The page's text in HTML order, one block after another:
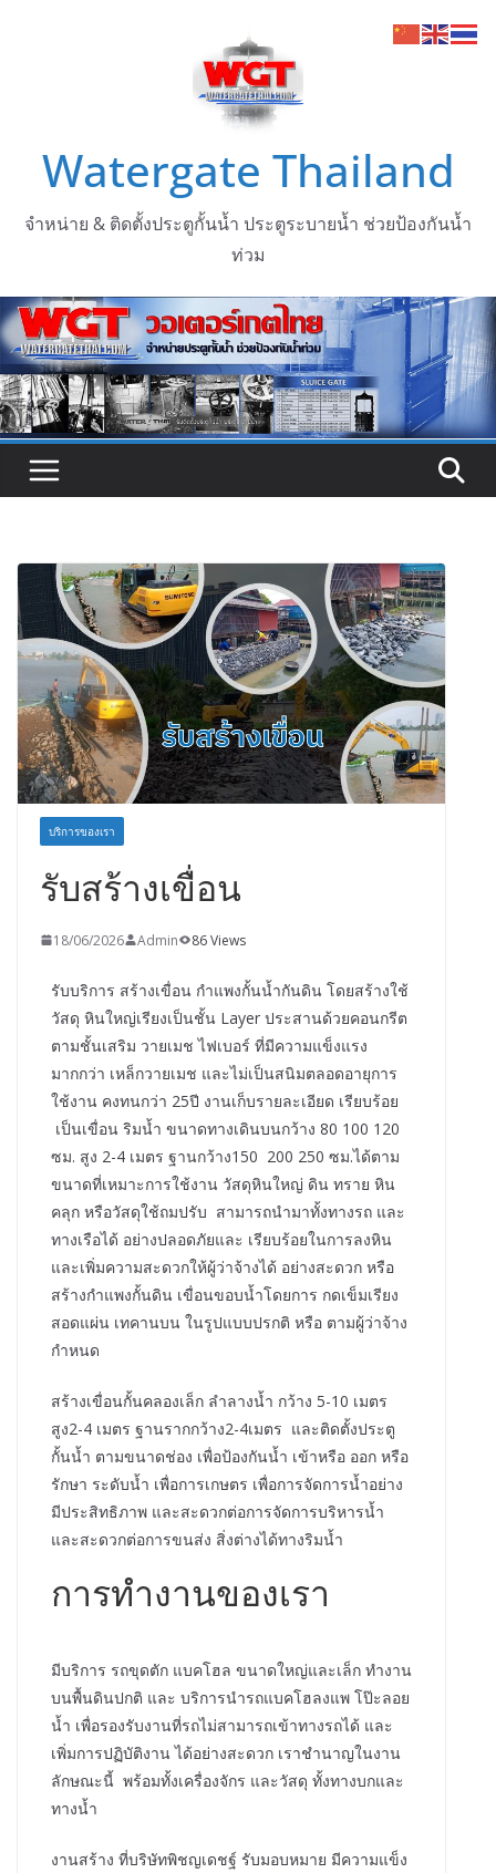
Watergate Thailand
จำหน่าย & ติดตั้งประตูกั้นน้ำ ประตูระบายน้ำ ช่วยป้องกันน้ำ
ท่วม
บริการของเรา
รับสร้างเขื่อน
18/06/2026 Admin 86 Views
รับบริการ สร้างเขื่อน กำแพงกั้นน้ำกันดิน โดยสร้างใช้
วัสดุ หินใหญ่เรียงเป็นชั้น Layer ประสานด้วยคอนกรีต
ตามชั้นเสริม วายเมช ไฟเบอร์ ที่มีความแข็งแรง
มากกว่า เหล็กวายเมช และไม่เป็นสนิมตลอดอายุการ
ใช้งาน คงทนกว่า 25ปี งานเก็บรายละเอียด เรียบร้อย
เป็นเขื่อน ริมน้ำ ขนาดทางเดินบนกว้าง 80 100 120
ซม. สูง 2-4 เมตร ฐานกว้าง150 200 250 ซม.ได้ตาม
ขนาดที่เหมาะการใช้งาน วัสดุหินใหญ่ ดิน ทราย หิน
คลุก หรือวัสดุใช้ถมปรับ สามารถนำมาทั้งทางรถ และ
ทางเรือได้ อย่างปลอดภัยและ เรียบร้อยในการลงหิน
และเพิ่มความสะดวกให้ผู้ว่าจ้างได้ อย่างสะดวก หรือ
สร้างกำแพงกั้นดิน เขื่อนขอบน้ำโดยการ กดเข็มเรียง
สอดแผ่น เทคานบน ในรูปแบบปรกติ หรือ ตามผู้ว่าจ้าง
กำหนด
สร้างเขื่อนกั้นคลองเล็ก ลำลางน้ำ กว้าง 5-10 เมตร
สูง2-4 เมตร ฐานรากกว้าง2-4เมตร และติดตั้งประตู
กั้นน้ำ ตามขนาดช่อง เพื่อป้องกันน้ำ เข้าหรือ ออก หรือ
รักษา ระดับน้ำ เพื่อการเกษตร เพื่อการจัดการน้ำอย่าง
มีประสิทธิภาพ และสะดวกต่อการจัดการบริหารน้ำ
และสะดวกต่อการขนส่ง สิ่งต่างได้ทางริมน้ำ
การทำงานของเรา
มีบริการ รถขุดตัก แบคโฮล ขนาดใหญ่และเล็ก ทำงาน
บนพื้นดินปกติ และ บริการนำรถแบคโฮลงแพ โป๊ะลอย
น้ำ เพื่อรองรับงานที่รถไม่สามารถเข้าทางรถได้ และ
เพิ่มการปฏิบัติงาน ได้อย่างสะดวก เราชำนาญในงาน
ลักษณะนี้ พร้อมทั้งเครื่องจักร และวัสดุ ทั้งทางบกและ
ทางน้ำ
งานสร้าง ที่บริษัทพิชญเดชฐ์ รับมอบหมาย มีความแข็ง